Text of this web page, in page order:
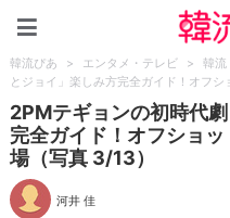
韓流ぴあ > エンタメ・テレビ > 韓流
とジョイ」楽しみ方完全ガイド！オフ
2PMテギョンの初時代
完全ガイド！オフショ
場（写真 3/13）
河井 佳